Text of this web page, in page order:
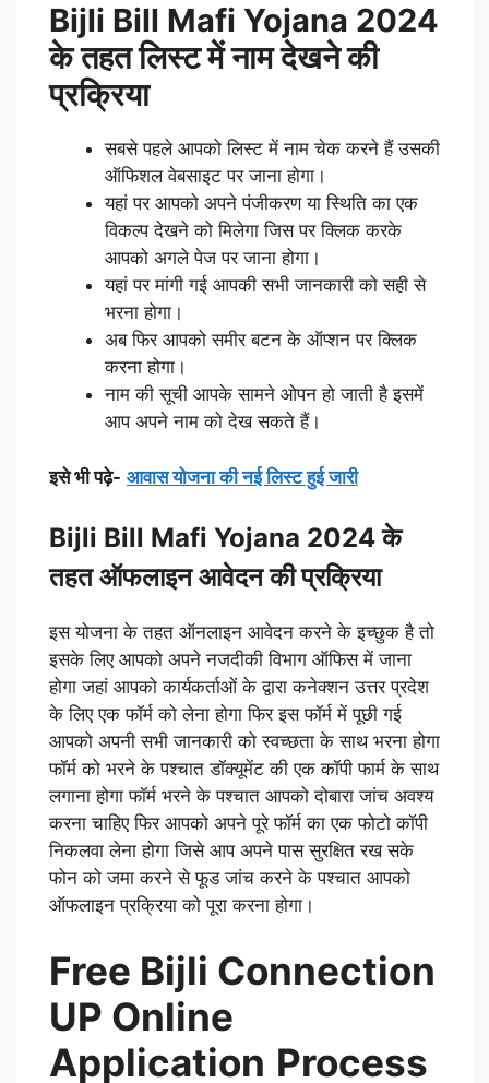
Bijli Bill Mafi Yojana 2024
के तहत लिस्ट में नाम देखने की
प्रक्रिया
सबसे पहले आपको लिस्ट में नाम चेक करने हैं उसकी
ऑफिशल वेबसाइट पर जाना होगा।
यहां पर आपको अपने पंजीकरण या स्थिति का एक
विकल्प देखने को मिलेगा जिस पर क्लिक करके
आपको अगले पेज पर जाना होगा।
यहां पर मांगी गई आपकी सभी जानकारी को सही से
भरना होगा।
अब फिर आपको समीर बटन के ऑप्शन पर क्लिक
करना होगा।
नाम की सूची आपके सामने ओपन हो जाती है इसमें
आप अपने नाम को देख सकते हैं।
इसे भी पढ़े- आवास योजना की नई लिस्ट हुई जारी
Bijli Bill Mafi Yojana 2024 के
तहत ऑफलाइन आवेदन की प्रक्रिया
इस योजना के तहत ऑनलाइन आवेदन करने के इच्छुक है तो
इसके लिए आपको अपने नजदीकी विभाग ऑफिस में जाना
होगा जहां आपको कार्यकर्ताओं के द्वारा कनेक्शन उत्तर प्रदेश
के लिए एक फॉर्म को लेना होगा फिर इस फॉर्म में पूछी गई
आपको अपनी सभी जानकारी को स्वच्छता के साथ भरना होगा
फॉर्म को भरने के पश्चात डॉक्यूमेंट की एक कॉपी फार्म के साथ
लगाना होगा फॉर्म भरने के पश्चात आपको दोबारा जांच अवश्य
करना चाहिए फिर आपको अपने पूरे फॉर्म का एक फोटो कॉपी
निकलवा लेना होगा जिसे आप अपने पास सुरक्षित रख सके
फोन को जमा करने से फूड जांच करने के पश्चात आपको
ऑफलाइन प्रक्रिया को पूरा करना होगा।
Free Bijli Connection
UP Online
Application Process